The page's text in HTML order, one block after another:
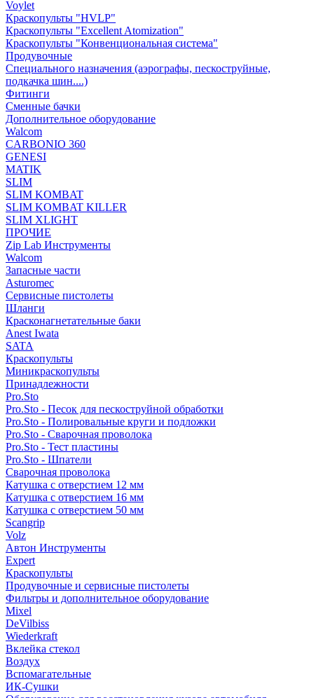
Voylet
Краскопульты "HVLP"
Краскопульты "Excellent Atomization"
Краскопульты "Конвенциональная система"
Продувочные
Специального назначения (аэрографы, пескоструйные,
подкачка шин....)
Фитинги
Сменные бачки
Дополнительное оборудование
Walcom
CARBONIO 360
GENESI
MATIK
SLIM
SLIM KOMBAT
SLIM KOMBAT KILLER
SLIM XLIGHT
ПРОЧИЕ
Zip Lab Инструменты
Walсom
Запасные части
Asturomec
Сервисные пистолеты
Шланги
Красконагнетательные баки
Anest Iwata
SATA
Краскопульты
Миникраскопульты
Принадлежности
Pro.Sto
Pro.Sto - Песок для пескоструйной обработки
Pro.Sto - Полировальные круги и подложки
Pro.Sto - Сварочная проволока
Pro.Sto - Тест пластины
Pro.Sto - Шпатели
Сварочная проволока
Катушка с отверстием 12 мм
Катушка с отверстием 16 мм
Катушка с отверстием 50 мм
Scangrip
Volz
Автон Инструменты
Expert
Краскопульты
Продувочные и сервисные пистолеты
Фильтры и дополнительное оборудование
Mixel
DeVilbiss
Wiederkraft
Вклейка стекол
Воздух
Вспомагательные
ИК-Сушки